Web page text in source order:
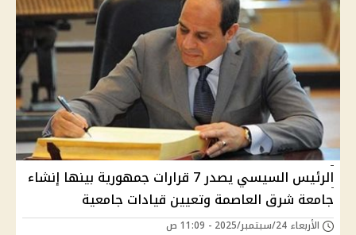
الرئيس السيسي يصدر 7 قرارات جمهورية بينها إنشاء
جامعة شرق العاصمة وتعيين قيادات جامعية
الأربعاء 24/سبتمبر/2025 - 11:09 ص